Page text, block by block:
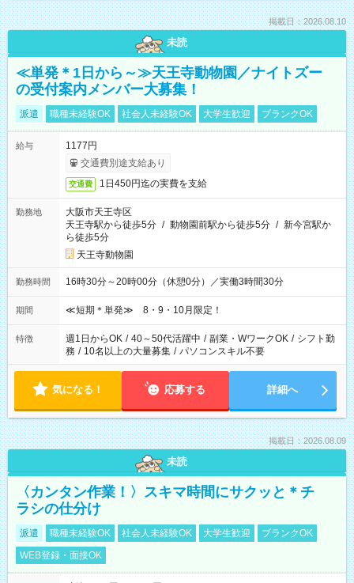
掲載日：2026.08.10
未読
≪単発＊1日から～≫天王寺動物園／ナイトズー
の受付案内メンバー大募集！
派遣 職種未経験OK 社会人未経験OK 大学生歓迎 ブランクOK
給与
1177円
交通費別途支給あり
交通費 1日450円迄の実費を支給
勤務地
大阪市天王寺区
天王寺駅から徒歩5分 / 動物園前駅から徒歩5分 / 新今宮駅か
ら徒歩5分
天王寺動物園
勤務時間 16時30分～20時00分（休憩0分）／実働3時間30分
期間 ≪短期＊単発≫ 8・9・10月限定！
特徴 週1日からOK / 40～50代活躍中 / 副業・WワークOK / シフト勤
務 / 10名以上の大量募集 / パソコンスキル不要
気になる！ 応募する 詳細へ
掲載日：2026.08.09
未読
〈カンタン作業！〉スキマ時間にサクッと＊チ
ラシの仕分け
派遣 職種未経験OK 社会人未経験OK 大学生歓迎
ブランクOK
WEB登録・面接OK